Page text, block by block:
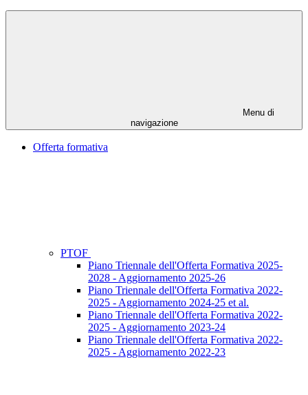
Menu di
navigazione
Offerta formativa
PTOF
Piano Triennale dell'Offerta Formativa 2025-
2028 - Aggiornamento 2025-26
Piano Triennale dell'Offerta Formativa 2022-
2025 - Aggiornamento 2024-25 et al.
Piano Triennale dell'Offerta Formativa 2022-
2025 - Aggiornamento 2023-24
Piano Triennale dell'Offerta Formativa 2022-
2025 - Aggiornamento 2022-23